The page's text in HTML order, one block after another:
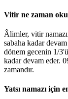
Vitir ne zaman
Âlimler, vitir
sabaha kadar
dönem gecenin 1/
kadar devam eder.
zamandır.
Yatsı namazı için